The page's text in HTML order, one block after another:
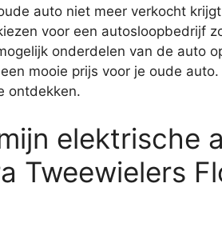
auto niet meer verkocht
voor een autosloopbedrijf
onderdelen van de auto
mooie prijs voor je oude
ontdekken.
elektrische
Tweewielers